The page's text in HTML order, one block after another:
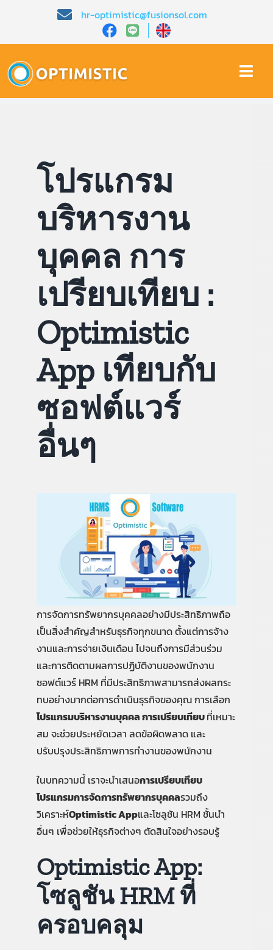
content
hr-optimistic@fusionsol.com
คุณสมบัติ​
บทความ
การสาธิต
คู่มือการใช้งาน
สมัครใช้งานฟรี
เข้าสู่ระบบ​
โปรแกรม
บริหารงาน
บุคคล การ
เปรียบเทียบ :
Optimistic
App เทียบกับ
ซอฟต์แวร์
อื่นๆ
การจัดการทรัพยากรบุคคลอย่างมีประสิทธิภาพถือ
เป็นสิ่งสำคัญสำหรับธุรกิจทุกขนาด ตั้งแต่การจ้าง
งานและการจ่ายเงินเดือน ไปจนถึงการมีส่วนร่วม
และการติดตามผลการปฏิบัติงานของพนักงาน
ซอฟต์แวร์ HRM ที่มีประสิทธิภาพสามารถส่งผลกระ
ทบอย่างมากต่อการดำเนินธุรกิจของคุณ การเลือก
โปรแกรมบริหารงานบุคคล การเปรียบเทียบที่เหมาะ
สม จะช่วยประหยัดเวลา ลดข้อผิดพลาด และ
ปรับปรุงประสิทธิภาพการทำงานของพนักงาน
ในบทความนี้ เราจะนำเสนอการเปรียบเทียบ
โปรแกรมการจัดการทรัพยากรบุคคลรวมถึง
วิเคราะห์Optimistic Appและโซลูชัน HRM ชั้นนำ
อื่นๆ เพื่อช่วยให้ธุรกิจต่างๆ ตัดสินใจอย่างรอบรู้
Optimistic App:
โซลูชัน HRM ที่
ครอบคลุม